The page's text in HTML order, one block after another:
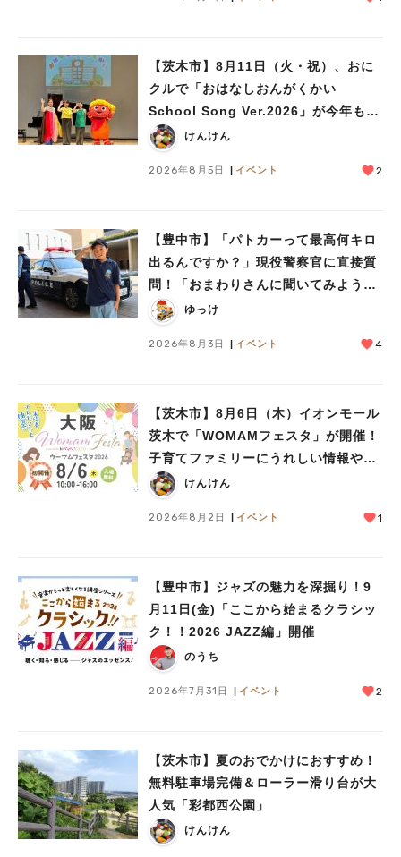
【茨木市】8月11日（火・祝）、おに
クルで「おはなしおんがくかい
School Song Ver.2026」が今年も開
催！テーマは「学校」♪
けんけん
2026年8月5日 イベント 2
【豊中市】「パトカーって最高何キロ
出るんですか？」現役警察官に直接質
問！「おまわりさんに聞いてみよう」
に参加しました
ゆっけ
2026年8月3日 イベント 4
【茨木市】8月6日（木）イオンモール
茨木で「WOMAMフェスタ」が開催！
子育てファミリーにうれしい情報やプ
レゼントがいっぱい♪
けんけん
2026年8月2日 イベント 1
【豊中市】ジャズの魅力を深掘り！9
月11日(金)「ここから始まるクラシッ
ク！！2026 JAZZ編」開催
のうち
2026年7月31日 イベント 2
【茨木市】夏のおでかけにおすすめ！
無料駐車場完備＆ローラー滑り台が大
人気「彩都西公園」
けんけん
人気のキーワード
#今週どこいく？ #自然とふれあう
#教えたい／教えて投稿記事#大阪学院大 商品開発プロジェクト